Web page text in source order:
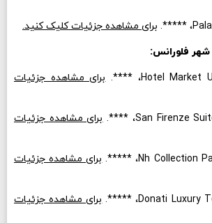
برای مشاهده جزئیات کلیک کنید.
فلورانس:
برای مشاهده جزئیات
برای مشاهده جزئیات
برای مشاهده جزئیات
برای مشاهده جزئیات